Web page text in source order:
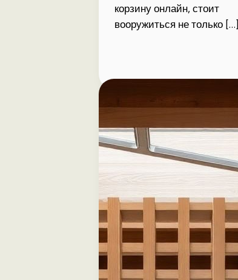
корзину онлайн, стоит
вооружиться не только […]